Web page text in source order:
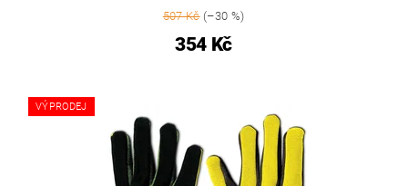
507 Kč(–30 %)
354 Kč
VÝPRODEJ